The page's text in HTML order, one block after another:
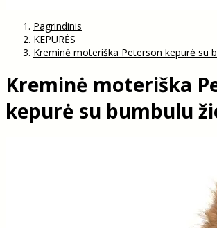
Pagrindinis
KEPURĖS
Kreminė moteriška Peterson kepurė su
Kreminė moteriška
kepurė su bumbulu